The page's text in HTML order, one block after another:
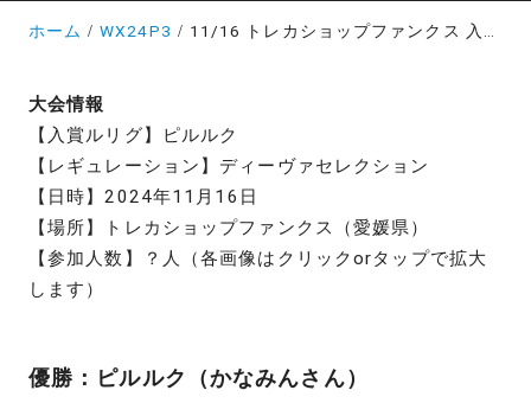
ホーム WX24P3 11/16 トレカショップファンクス 入賞デッキ
大会情報
【入賞ルリグ】ピルルク
【レギュレーション】ディーヴァセレクション
【日時】2024年11月16日
【場所】トレカショップファンクス（愛媛県）
【参加人数】？人（各画像はクリックorタップで拡大
します）
優勝：ピルルク（かなみんさん）